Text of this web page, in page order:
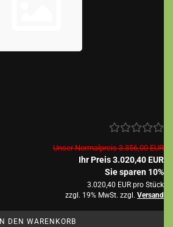
Unser Normalpreis 3.356,00 EUR
Ihr Preis 3.020,40 EUR
Sie sparen 10%
3.020,40 EUR pro Stück
zzgl. 19% MwSt. zzgl. Versand
IN DEN WARENKORB